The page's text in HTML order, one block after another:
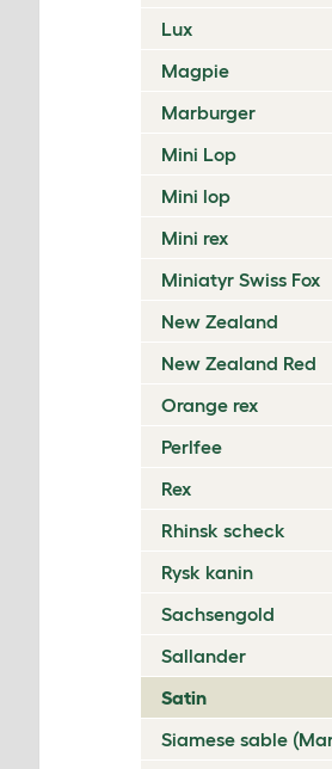
Lux
Magpie
Marburger
Mini Lop
Mini lop
Mini rex
Miniatyr Swiss Fox
New Zealand
New Zealand Red
Orange rex
Perlfee
Rex
Rhinsk scheck
Rysk kanin
Sachsengold
Sallander
Satin
Siamese sable